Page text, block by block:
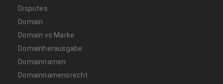
Disputes
Domain
Domain vs Marke
Domainherausgabe
Domainnamen
Domainnamensrecht